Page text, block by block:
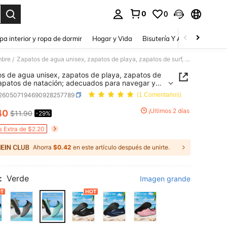
0 0
interior y ropa de dormir Hogar y Vida Bisutería Y Accesorios
/ Zapatos de agua unisex, zapatos de playa, zapatos de surf, zapatos de natación; adecuados para navegar y bucear. Suaves y cómodos,
de agua unisex, zapatos de playa, zapatos de
de natación; adecuados para navegar y
Suaves y cómodos,
(1 Comentarios)
AND AVAILABILITY
$11.90 -29% ¡Últimos 2 días
Extra de $2.20
Ahorra $0.42 en este artículo después de unirte.
Verde Imagen grande